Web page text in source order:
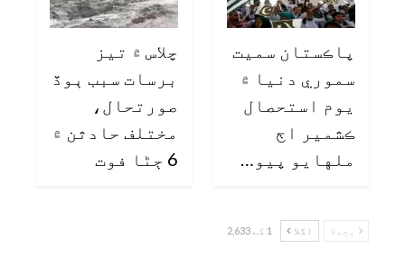
پاڪستان سميت
سموري دنيا ۾
يوم استحصال
ڪشمير اڄ
ملهايو پيو…
چلاس ۾ تيز
برسات سبب ٻوڏ
صورتحال،
مختلف حادثن ۾
6 ڄڻا فوت
پچھلا اگلا 1 کے 2,633